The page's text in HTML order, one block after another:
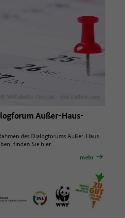
© Wellnhofer Designs - stock.adobe.com
Außer-Haus-
des Dialogforums Außer-Haus-
finden Sie hier.
mehr